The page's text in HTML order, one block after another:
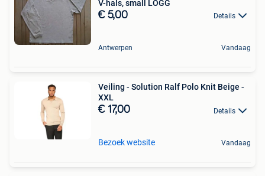
V-hals, small LOGG
€ 5,00 Details
Antwerpen Vandaag
Veiling - Solution Ralf Polo Knit Beige -
XXL
€ 17,00 Details
Bezoek website Vandaag